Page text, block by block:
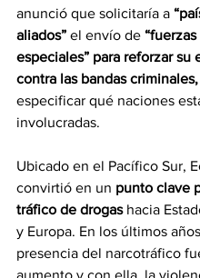
anunció que solicitaría a
aliados” el envío de “fuerzas
especiales” para reforzar su
contra las bandas criminales,
especificar qué naciones
involucradas.
Ubicado en el Pacífico Sur,
convirtió en un punto clave
tráfico de drogas hacia
y Europa. En los últimos
presencia del narcotráfico
aumento y con ella, la